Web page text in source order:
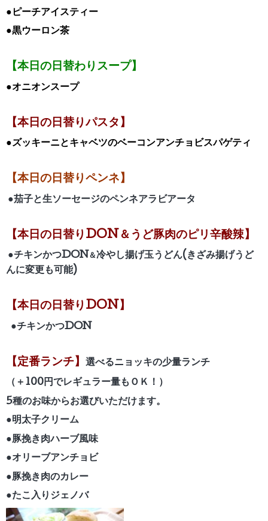
●ピーチアイスティー
●黒ウーロン茶
【本日の日替わりスープ】
●オニオンスープ
【本日の日替りパスタ】
●ズッキーニとキャベツのベーコンアンチョビスパゲティ
【本日の日替りペンネ】
●茄子と生ソーセージのペンネアラビアータ
【本日の日替りDON＆うど豚肉のピリ辛酸辣】
●チキンかつDON ＆冷やし揚げ玉うどん(きざみ揚げうど
んに変更も可能)
【本日の日替りDON】
●チキンかつDON
【定番ランチ】 選べるニョッキの少量ランチ
（＋100円でレギュラー量もＯＫ！）
5種のお味からお選びいただけます。
●明太子クリーム
●豚挽き肉ハーブ風味
●オリーブアンチョビ
●豚挽き肉のカレー
●たこ入りジェノバ